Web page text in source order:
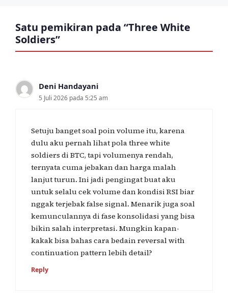
Satu pemikiran pada “Three White
Soldiers”
Deni Handayani
5 Juli 2026 pada 5:25 am
Setuju banget soal poin volume itu, karena
dulu aku pernah lihat pola three white
soldiers di BTC, tapi volumenya rendah,
ternyata cuma jebakan dan harga malah
lanjut turun. Ini jadi pengingat buat aku
untuk selalu cek volume dan kondisi RSI biar
nggak terjebak false signal. Menarik juga soal
kemunculannya di fase konsolidasi yang bisa
bikin salah interpretasi. Mungkin kapan-
kakak bisa bahas cara bedain reversal with
continuation pattern lebih detail?
Reply